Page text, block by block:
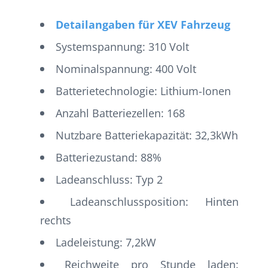
Detailangaben für XEV Fahrzeug
Systemspannung: 310 Volt
Nominalspannung: 400 Volt
Batterietechnologie: Lithium-Ionen
Anzahl Batteriezellen: 168
Nutzbare Batteriekapazität: 32,3kWh
Batteriezustand: 88%
Ladeanschluss: Typ 2
Ladeanschlussposition: Hinten
rechts
Ladeleistung: 7,2kW
Reichweite pro Stunde laden: